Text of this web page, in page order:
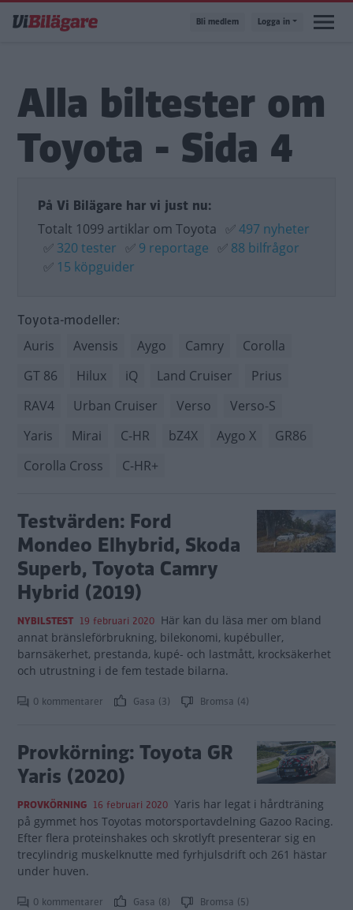
till
Bli medlem Logga in
Alla biltester om
Toyota - Sida 4
På Vi Bilägare har vi just nu:
Totalt 1099 artiklar om Toyota ✅497 nyheter
✅ 320 tester ✅ 9 reportage ✅ 88 bilfrågor
✅ 15 köpguider
Toyota-modeller:
Auris Avensis Aygo Camry
Corolla
GT 86
Hilux iQ Land Cruiser
Prius
RAV4
Urban Cruiser Verso
Verso-S
Yaris
Mirai C-HR bZ4X Aygo X
GR86
Corolla Cross
C-HR+
Testvärden: Ford
Mondeo Elhybrid, Skoda
Superb, Toyota Camry
Hybrid (2019)
NYBILSTEST 19 februari 2020 Här kan du läsa mer om bland
annat bränsleförbrukning, bilekonomi, kupébuller,
barnsäkerhet, prestanda, kupé- och lastmått, krocksäkerhet
och utrustning i de fem testade bilarna.
0 kommentarer Gasa (3) Bromsa (4)
Provkörning: Toyota GR
Yaris (2020)
PROVKÖRNING 16 februari 2020 Yaris har legat i hårdträning
på gymmet hos Toyotas motorsportavdelning Gazoo Racing.
Efter flera proteinshakes och skrotlyft presenterar sig en
trecylindrig muskelknutte med fyrhjulsdrift och 261 hästar
under huven.
0 kommentarer Gasa (8) Bromsa (5)